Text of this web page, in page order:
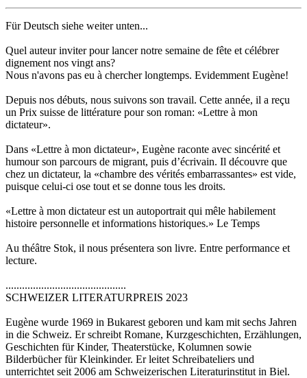
Für Deutsch siehe weiter unten...
Quel auteur inviter pour lancer notre semaine de fête et célébrer
dignement nos vingt ans?
Nous n'avons pas eu à chercher longtemps. Evidemment Eugène!
Depuis nos débuts, nous suivons son travail. Cette année, il a reçu
un Prix suisse de littérature pour son roman: «Lettre à mon
dictateur».
Dans «Lettre à mon dictateur», Eugène raconte avec sincérité et
humour son parcours de migrant, puis d’écrivain. Il découvre que
chez un dictateur, la «chambre des vérités embarrassantes» est vide,
puisque celui-ci ose tout et se donne tous les droits.
«Lettre à mon dictateur est un autoportrait qui mêle habilement
histoire personnelle et informations historiques.» Le Temps
Au théâtre Stok, il nous présentera son livre. Entre performance et
lecture.
............................................
SCHWEIZER LITERATURPREIS 2023
Eugène wurde 1969 in Bukarest geboren und kam mit sechs Jahren
in die Schweiz. Er schreibt Romane, Kurzgeschichten, Erzählungen,
Geschichten für Kinder, Theaterstücke, Kolumnen sowie
Bilderbücher für Kleinkinder. Er leitet Schreibateliers und
unterrichtet seit 2006 am Schweizerischen Literaturinstitut in Biel.